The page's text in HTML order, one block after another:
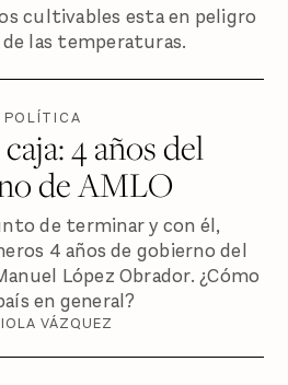
cultivables esta en peligro
las temperaturas.
POLÍTICA
4 años del
de AMLO
de terminar y con él,
4 años de gobierno del
López Obrador. ¿Cómo
en general?
VÁZQUEZ